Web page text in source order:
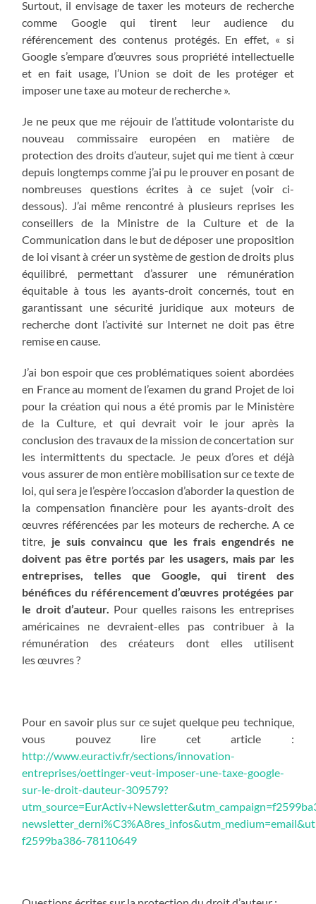
Surtout, il envisage de taxer les moteurs de recherche
comme Google qui tirent leur audience du
référencement des contenus protégés. En effet, « si
Google s’empare d’œuvres sous propriété intellectuelle
et en fait usage, l’Union se doit de les protéger et
imposer une taxe au moteur de recherche ».
Je ne peux que me réjouir de l’attitude volontariste du
nouveau commissaire européen en matière de
protection des droits d’auteur, sujet qui me tient à cœur
depuis longtemps comme j’ai pu le prouver en posant de
nombreuses questions écrites à ce sujet (voir ci-
dessous). J’ai même rencontré à plusieurs reprises les
conseillers de la Ministre de la Culture et de la
Communication dans le but de déposer une proposition
de loi visant à créer un système de gestion de droits plus
équilibré, permettant d’assurer une rémunération
équitable à tous les ayants-droit concernés, tout en
garantissant une sécurité juridique aux moteurs de
recherche dont l’activité sur Internet ne doit pas être
remise en cause.
J’ai bon espoir que ces problématiques soient abordées
en France au moment de l’examen du grand Projet de loi
pour la création qui nous a été promis par le Ministère
de la Culture, et qui devrait voir le jour après la
conclusion des travaux de la mission de concertation sur
les intermittents du spectacle. Je peux d’ores et déjà
vous assurer de mon entière mobilisation sur ce texte de
loi, qui sera je l’espère l’occasion d’aborder la question de
la compensation financière pour les ayants-droit des
œuvres référencées par les moteurs de recherche. A ce
titre, je suis convaincu que les frais engendrés ne
doivent pas être portés par les usagers, mais par les
entreprises, telles que Google, qui tirent des
bénéfices du référencement d’œuvres protégées par
le droit d’auteur. Pour quelles raisons les entreprises
américaines ne devraient-elles pas contribuer à la
rémunération des créateurs dont elles utilisent
les œuvres ?
Pour en savoir plus sur ce sujet quelque peu technique,
vous pouvez lire cet article :
http://www.euractiv.fr/sections/innovation-
entreprises/oettinger-veut-imposer-une-taxe-google-
sur-le-droit-dauteur-309579?
f2599ba386-78110649